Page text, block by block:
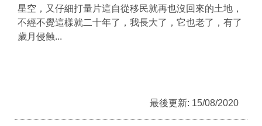
星空，又仔細打量片這自從移民就再也沒回來的土地，
不經不覺這樣就二十年了，我長大了，它也老了，有了
歲月侵蝕...
最後更新: 15/08/2020